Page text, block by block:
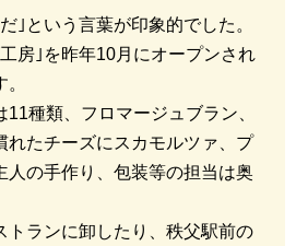
｣という言葉が印象的でした。
房｣を昨年10月にオープンされ
種類、フロマージュブラン、
れたチーズにスカモルツァ、プ
人の手作り、包装等の担当は奥
トランに卸したり、秩父駅前の